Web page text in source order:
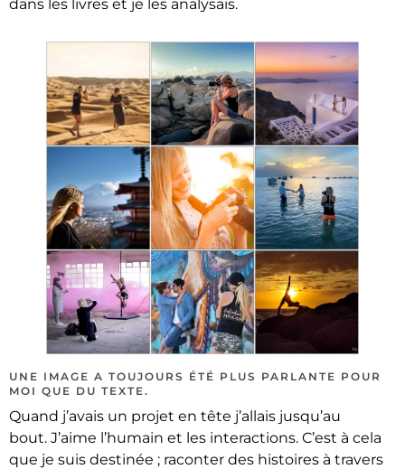
dans les livres et je les analysais.
UNE IMAGE A TOUJOURS ÉTÉ PLUS PARLANTE POUR
MOI QUE DU TEXTE.
Quand j’avais un projet en tête j’allais jusqu’au
bout. J’aime l’humain et les interactions. C’est à cela
que je suis destinée ; raconter des histoires à travers